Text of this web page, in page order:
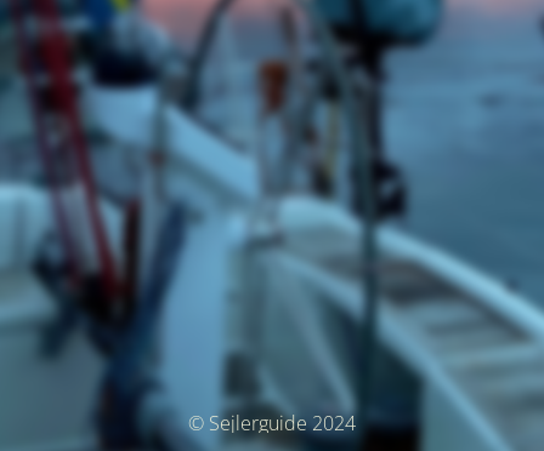
© Sejlerguide 2024